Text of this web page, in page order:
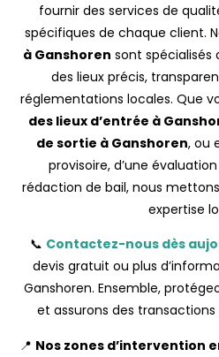
fournir des services de
spécifiques de chaque client.
à Ganshoren sont spécialisés
des lieux précis,
réglementations locales. Que
des lieux d’entrée à
de sortie à Ganshoren, ou
provisoire, d’une
rédaction de bail, nous
expertise
📞 Contactez-nous dès
devis gratuit ou plus
Ganshoren. Ensemble,
et assurons des transactions
📍 Nos zones d’intervention